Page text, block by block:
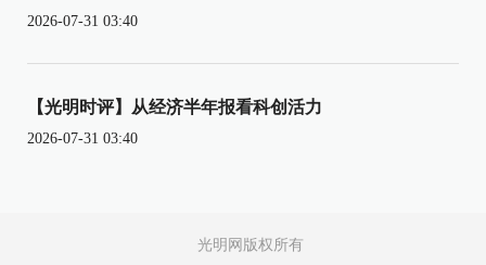
2026-07-31 03:40
【光明时评】从经济半年报看科创活力
2026-07-31 03:40
光明网版权所有